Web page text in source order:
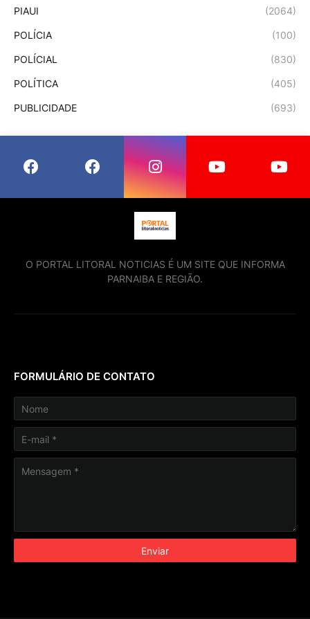
PIAUI (2064)
POLÍCIA (100)
POLÍCIAL (830)
POLÍTICA (405)
PUBLICIDADE (693)
O PORTAL LITORAL NOTICIAS É UM SITE QUE INFORMA
PARNAIBA E REGIÃO.
FORMULÁRIO DE CONTATO